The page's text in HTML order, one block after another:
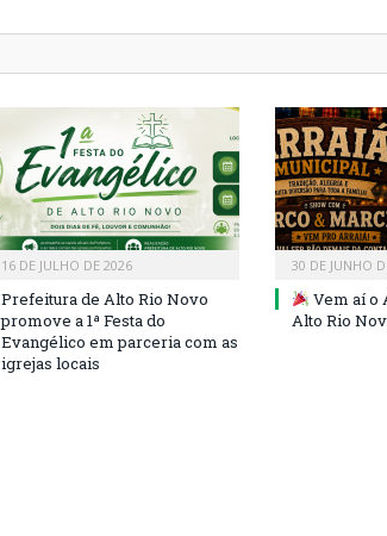
16 DE JULHO DE 2026
Prefeitura de Alto Rio Novo
promove a 1ª Festa do
Evangélico em parceria com as
igrejas locais
30 DE JUNHO
Vem aí o
Alto Rio